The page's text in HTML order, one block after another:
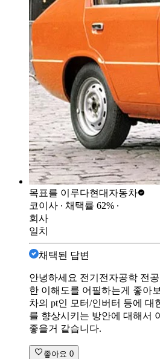
목표를 이루다현대자동차
코이사 ∙ 채택률 62% ∙
회사
일치
채택된 답변
안녕하세요 전기전자공학 전
한 이해도를 어필하는게 좋아
차의 pt인 모터/인버터 등에 대
를 향상시키는 방안에 대해서
좋을거 같습니다.
좋아요 0